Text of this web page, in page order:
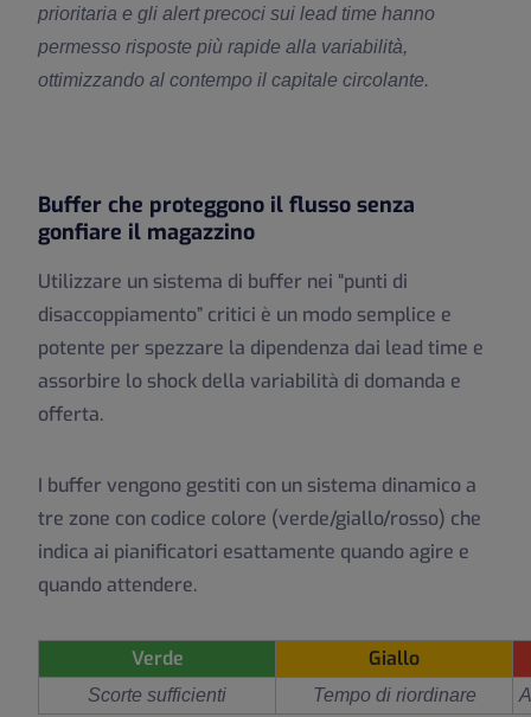
prioritaria e gli alert precoci sui lead time hanno
permesso risposte più rapide alla variabilità,
ottimizzando al contempo il capitale circolante.
Buffer che proteggono il flusso senza
gonfiare il magazzino
Utilizzare un sistema di buffer nei “punti di
disaccoppiamento” critici è un modo semplice e
potente per spezzare la dipendenza dai lead time e
assorbire lo shock della variabilità di domanda e
offerta.
I buffer vengono gestiti con un sistema dinamico a
tre zone con codice colore (verde/giallo/rosso) che
indica ai pianificatori esattamente quando agire e
quando attendere.
Verde Giallo
Scorte sufficienti Tempo di riordinare